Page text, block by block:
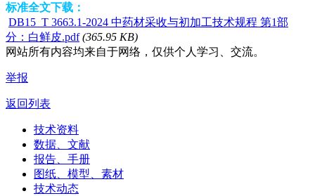
标准全文下载：
DB15_T 3663.1-2024 中药材采收与初加工技术规程 第1部
分：白鲜皮.pdf (365.95 KB)
网站所有内容均来自于网络，仅供个人学习、交流。
举报
返回列表
技术资料
数据、文献
报告、手册
图纸、模型、素材
技术动态